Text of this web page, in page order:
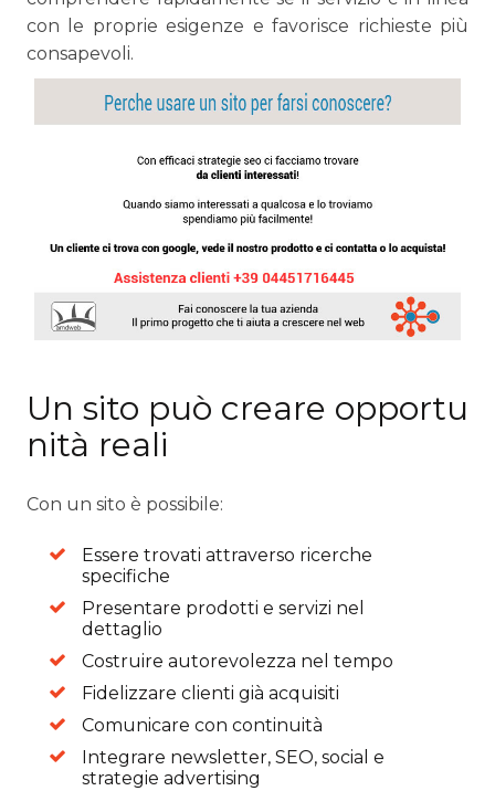
con le proprie esigenze e favorisce richieste più
consapevoli.
Un sito può creare opportu
nità reali
Con un sito è possibile:
Essere trovati attraverso ricerche
specifiche
Presentare prodotti e servizi nel
dettaglio
Costruire autorevolezza nel tempo
Fidelizzare clienti già acquisiti
Comunicare con continuità
Integrare newsletter, SEO, social e
strategie advertising